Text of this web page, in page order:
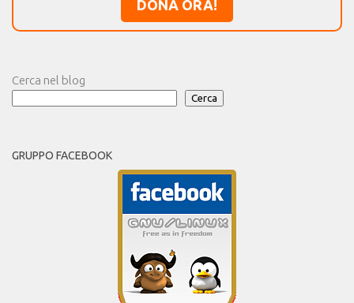
DONA ORA!
Cerca nel blog
Cerca
GRUPPO FACEBOOK